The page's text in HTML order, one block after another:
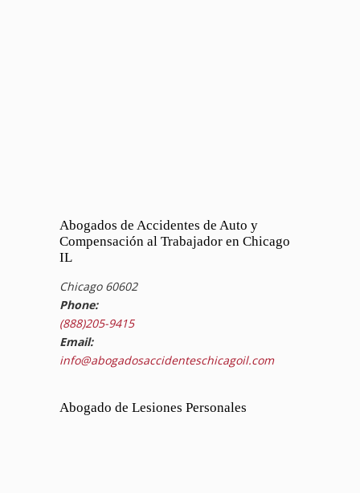
Abogados de Accidentes de Auto y
Compensación al Trabajador en Chicago
IL
Chicago 60602
Phone:
(888)205-9415
Email:
info@abogadosaccidenteschicagoil.com
Abogado de Lesiones Personales